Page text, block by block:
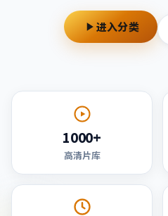
进入分类
1000+
高清片库